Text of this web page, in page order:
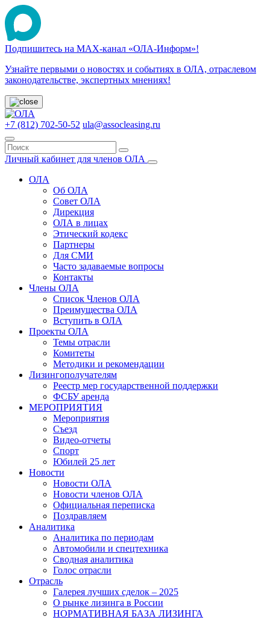
Подпишитесь на МАХ-канал «ОЛА-Информ»!
Узнайте первыми о новостях и событиях в ОЛА, отраслевом
законодательстве, экспертных мнениях!
+7 (812) 702-50-52 ula@assocleasing.ru
Личный кабинет для членов ОЛА
ОЛА
Об ОЛА
Совет ОЛА
Дирекция
ОЛА в лицах
Этический кодекс
Партнеры
Для СМИ
Часто задаваемые вопросы
Контакты
Члены ОЛА
Список Членов ОЛА
Преимущества ОЛА
Вступить в ОЛА
Проекты ОЛА
Темы отрасли
Комитеты
Методики и рекомендации
Лизингополучателям
Реестр мер государственной поддержки
ФСБУ аренда
МЕРОПРИЯТИЯ
Мероприятия
Съезд
Видео-отчеты
Спорт
Юбилей 25 лет
Новости
Новости ОЛА
Новости членов ОЛА
Официальная переписка
Поздравляем
Аналитика
Аналитика по периодам
Автомобили и спецтехника
Сводная аналитика
Голос отрасли
Отрасль
Галерея лучших сделок – 2025
О рынке лизинга в России
НОРМАТИВНАЯ БАЗА ЛИЗИНГА